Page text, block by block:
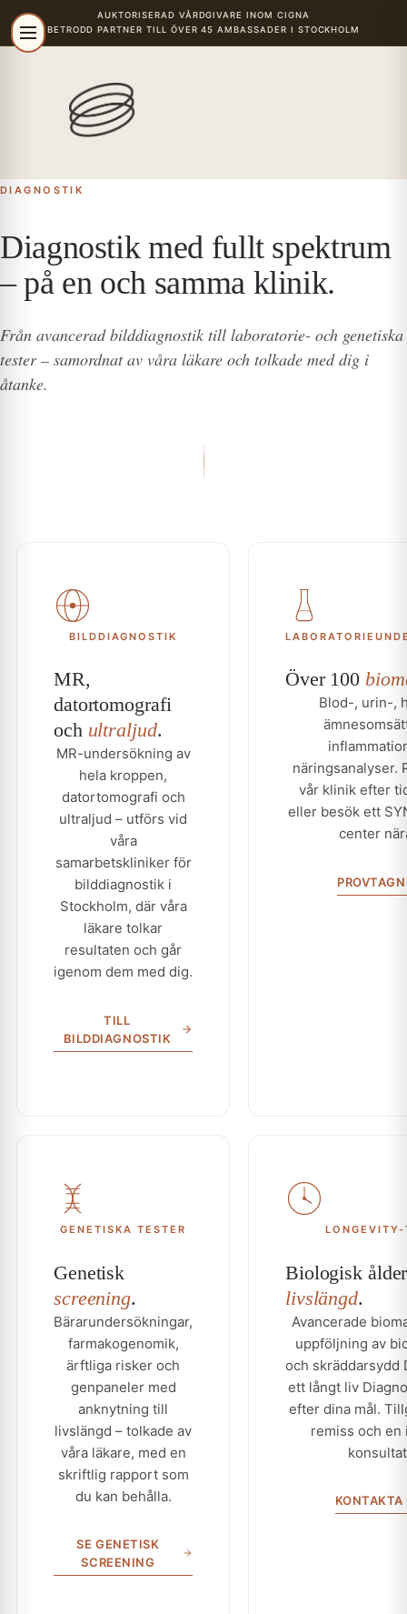
AUKTORISERAD VÅRDGIVAREINOM CIGNA
BETRODD PARTNER TILL ÖVER 45 AMBASSADER I STOCKHOLM
DIAGNOSTIK
Diagnostik med fullt spektrum
– på en och samma klinik.
Från avancerad bilddiagnostik till laboratorie- och genetiska
tester – samordnat av våra läkare och tolkade med dig i
åtanke.
BILDDIAGNOSTIK
MR,
datortomografi
och ultraljud.
MR-undersökning av
hela kroppen,
datortomografi och
ultraljud – utförs vid
våra
samarbetskliniker för
bilddiagnostik i
Stockholm, där våra
läkare tolkar
resultaten och går
igenom dem med dig.
TILL
BILDDIAGNOSTIK
Över 100
Blod-, urin-,
näringsanalyser.
vår klinik efter
eller besök ett
center
GENETISKA TESTER
Genetisk
screening.
Bärarundersökningar,
farmakogenomik,
ärftliga risker och
genpaneler med
anknytning till
livslängd – tolkade av
våra läkare, med en
skriftlig rapport som
du kan behålla.
SE GENETISK
SCREENING
LONGEVITY-
Biologisk
livslängd.
Avancerade
uppföljning av
och skräddarsydd
ett långt liv
efter dina mål.
remiss och en
KONTAKTA